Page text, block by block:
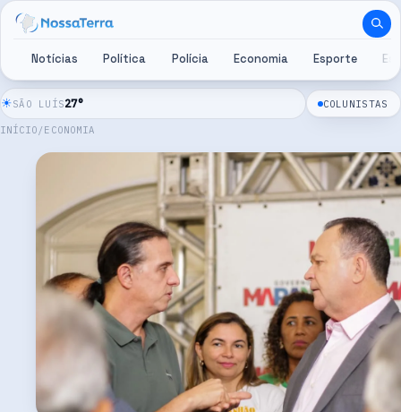
Pular para o conteúdo
Notícias Política Polícia Economia Esporte
☀SÃO LUÍS27° COLUNISTAS
INÍCIO / ECONOMIA